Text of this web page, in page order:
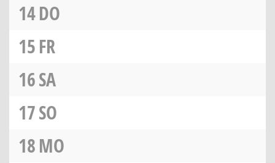
14DO
15FR
16SA
17SO
18MO